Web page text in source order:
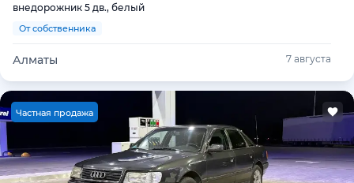
внедорожник 5 дв., белый
От собственника
Алматы 7 августа
Частная продажа